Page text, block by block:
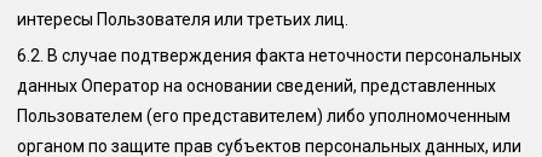
интересы Пользователя или третьих лиц.
6.2. В случае подтверждения факта неточности персональных
данных Оператор на основании сведений, представленных
Пользователем (его представителем) либо уполномоченным
органом по защите прав субъектов персональных данных, или